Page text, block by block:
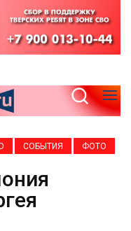
СОБЫТИЯ ФОТО